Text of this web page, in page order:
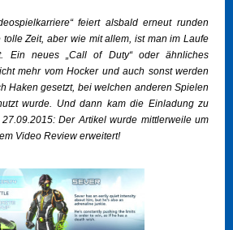
feiert alsbald erneut runden
tolle Zeit, aber wie mit allem, ist man im Laufe
Ein neues „Call of Duty“ oder ähnliches
mehr vom Hocker und auch sonst werden
Haken gesetzt, bei welchen anderen Spielen
wurde. Und dann kam die Einladung zu
Der Artikel wurde mittlerweile um
Video Review erweitert!